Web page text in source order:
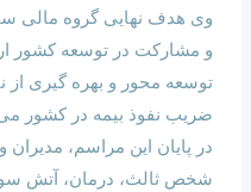
وی هدف نهایی گروه مالی
و مشارکت در توسعه کشور
توسعه محور و بهره گیری از
ضریب نفوذ بیمه در کشور
در پایان این مراسم،
شخص ثالث، درمان، آتش